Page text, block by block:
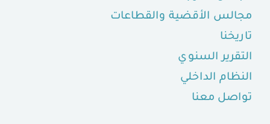
مجالس الأقضية والقطاعات
تاريخنا
التقرير السنوي
النظام الداخلي
تواصل معنا